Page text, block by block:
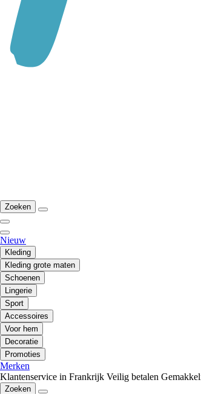
Zoeken
Nieuw
Kleding
Kleding grote maten
Schoenen
Lingerie
Sport
Accessoires
Voor hem
Decoratie
Promoties
Merken
Klantenservice in Frankrijk Veilig betalen
Zoeken